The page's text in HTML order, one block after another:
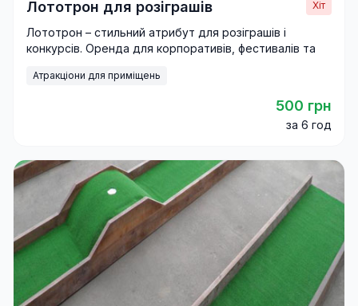
Лототрон для розіграшів Хіт
Лототрон – стильний атрибут для розіграшів і
конкурсів. Оренда для корпоративів, фестивалів та
Атракціони для приміщень
500 грн
за 6 год